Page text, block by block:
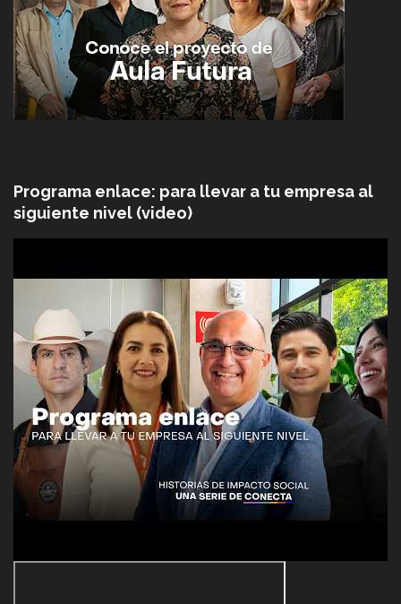
Programa enlace: para llevar a tu empresa al
siguiente nivel (video)